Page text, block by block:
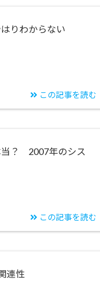
りわからない
この記事を読む
当？ 2007年のシス
この記事を読む
連性